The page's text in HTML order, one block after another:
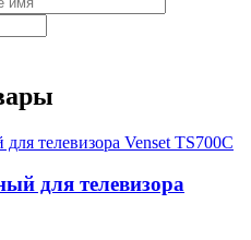
для телевизора